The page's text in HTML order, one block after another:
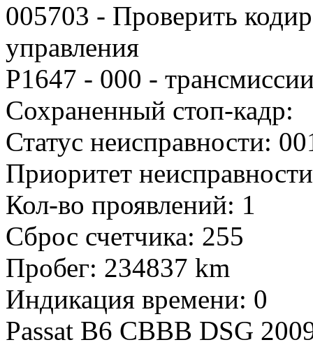
005703 - Проверить
управления
P1647 - 000 -
Сохраненный стоп-кадр:
Статус неисправности:
Приоритет
Кол-во проявлений: 1
Сброс счетчика: 255
Пробег: 234837 km
Индикация времени: 0
Passat B6 CBBB DSG